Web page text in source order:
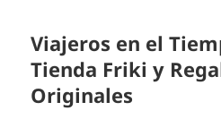
Viajeros en el
Tienda Friki y
Originales